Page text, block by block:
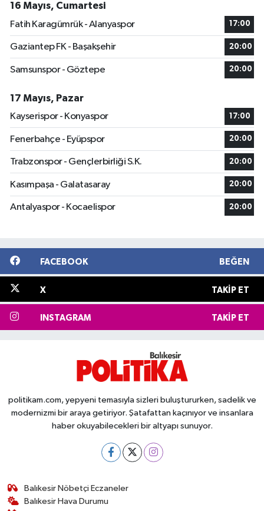
16 Mayıs, Cumartesi
Fatih Karagümrük - Alanyaspor
17:00
Gaziantep FK - Başakşehir 20:00
Samsunspor - Göztepe 20:00
17 Mayıs, Pazar
Kayserispor - Konyaspor
17:00
Fenerbahçe - Eyüpspor 20:00
Trabzonspor - Gençlerbirliği S.K. 20:00
Kasımpaşa - Galatasaray 20:00
Antalyaspor - Kocaelispor 20:00
FACEBOOK BEĞEN
X TAKIP ET
INSTAGRAM TAKIP ET
politikam.com, yepyeni temasıyla sizleri buluştururken, sadelik ve
modernizmi bir araya getiriyor. Şatafattan kaçınıyor ve insanlara
haber okuyabilecekleri bir altyapı sunuyor.
Balıkesir Nöbetçi Eczaneler
Balıkesir Hava Durumu